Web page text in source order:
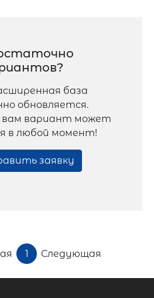
база
обновляется.
вам вариант может
в любой момент!
заявку
1 Следующая